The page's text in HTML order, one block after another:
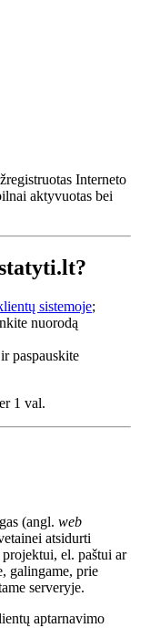
Interneto
aktyvuotas bei
sistemoje;
nuorodą
paspauskite
1 val.
(angl. web
atsidurti
el. paštui ar
galingame, prie
serveryje.
aptarnavimo